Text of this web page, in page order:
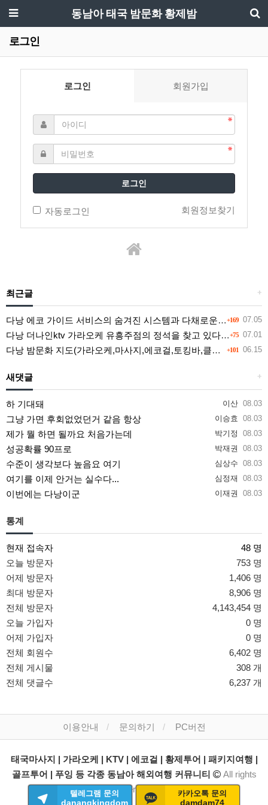
동남아 태국 밤문화 황제밤
로그인
로그인 회원가입
로그인
자동로그인 회원정보찾기
+
최근글
+169 07.05
다낭 에코 가이드 서비스의 숨겨진 시스템과 다채로운 인력 풀의 진실
+75 07.01
다낭 더나인ktv 가라오케 유흥주점의 정석을 찾고 있다면 여기
+101 06.15
다낭 밤문화 지도(가라오케,마사지,에코걸,토킹바,클럽) 유흥별 가격 및 후기공유
+
새댓글
이산 08.03
하 기대돼
이승효 08.03
그냥 가면 후회없었던거 같음 항상
박기정 08.03
제가 뭘 하면 될까요 처음가는데
박재권 08.03
성공확률 90프로
심상수 08.03
수준이 생각보다 높음요 여기
심정재 08.03
여기를 이제 안거는 실수다...
이재권 08.03
이번에는 다낭이군
통계
현재 접속자
48 명
오늘 방문자
753 명
어제 방문자
1,406 명
최대 방문자
8,906 명
전체 방문자
4,143,454 명
오늘 가입자
0 명
어제 가입자
0 명
전체 회원수
6,402 명
전체 게시물
308 개
전체 댓글수
6,237 개
텔레그램 문의
danangkingdom
카카오톡 문의
damdam74
이용안내 문의하기 PC버전
태국마사지 | 가라오케 | KTV | 에코걸 | 황제투어 | 패키지여행 |
골프투어 | 푸잉 등 각종 동남아 해외여행 커뮤니티
All rights
reserved.